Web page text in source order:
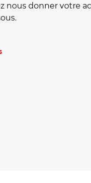
nous donner votre